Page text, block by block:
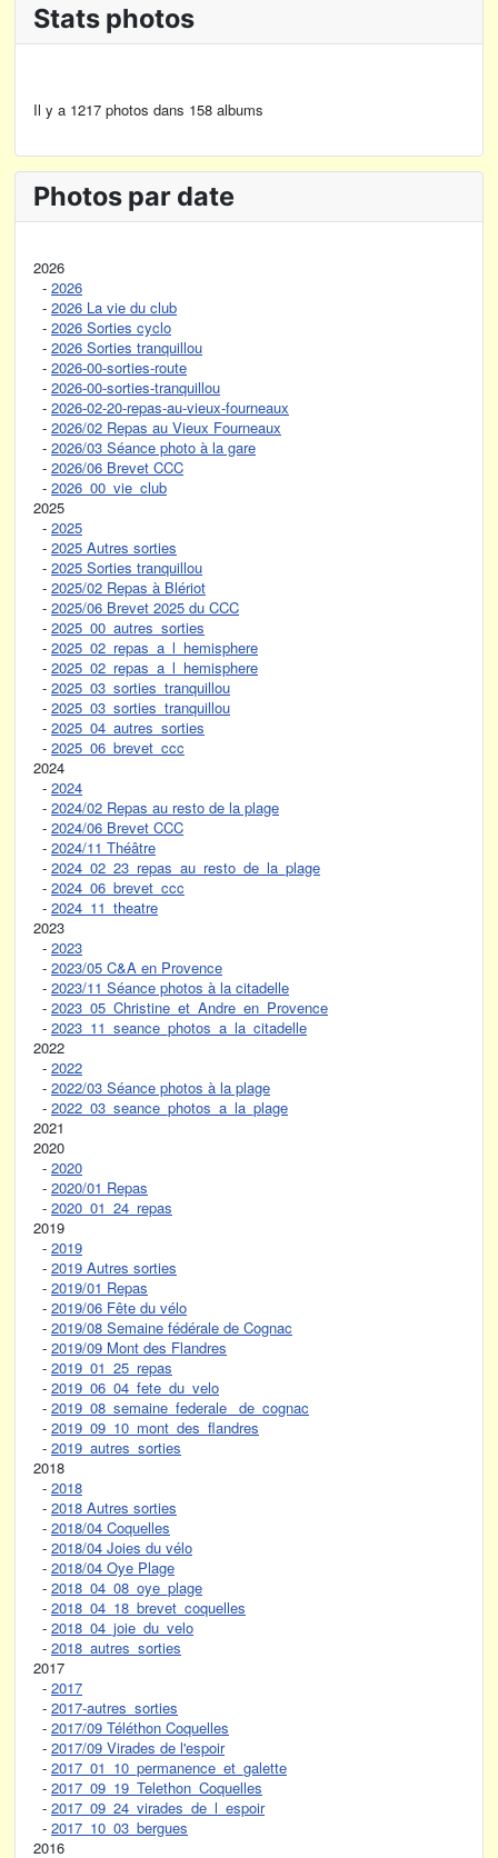
Stats photos
Il y a 1217 photos dans 158 albums
Photos par date
2026
- 2026
- 2026 La vie du club
- 2026 Sorties cyclo
- 2026 Sorties tranquillou
- 2026-00-sorties-route
- 2026-00-sorties-tranquillou
- 2026-02-20-repas-au-vieux-fourneaux
- 2026/02 Repas au Vieux Fourneaux
- 2026/03 Séance photo à la gare
- 2026/06 Brevet CCC
- 2026_00_vie_club
2025
- 2025
- 2025 Autres sorties
- 2025 Sorties tranquillou
- 2025/02 Repas à Blériot
- 2025/06 Brevet 2025 du CCC
- 2025_00_autres_sorties
- 2025_02_repas_a_l_hemisphere
- 2025_02_repas_a_l_hemisphere
- 2025_03_sorties_tranquillou
- 2025_03_sorties_tranquillou
- 2025_04_autres_sorties
- 2025_06_brevet_ccc
2024
- 2024
- 2024/02 Repas au resto de la plage
- 2024/06 Brevet CCC
- 2024/11 Théâtre
- 2024_02_23_repas_au_resto_de_la_plage
- 2024_06_brevet_ccc
- 2024_11_theatre
2023
- 2023
- 2023/05 C&A en Provence
- 2023/11 Séance photos à la citadelle
- 2023_05_Christine_et_Andre_en_Provence
- 2023_11_seance_photos_a_la_citadelle
2022
- 2022
- 2022/03 Séance photos à la plage
- 2022_03_seance_photos_a_la_plage
2021
2020
- 2020
- 2020/01 Repas
- 2020_01_24_repas
2019
- 2019
- 2019 Autres sorties
- 2019/01 Repas
- 2019/06 Fête du vélo
- 2019/08 Semaine fédérale de Cognac
- 2019/09 Mont des Flandres
- 2019_01_25_repas
- 2019_06_04_fete_du_velo
- 2019_08_semaine_federale_ de_cognac
- 2019_09_10_mont_des_flandres
- 2019_autres_sorties
2018
- 2018
- 2018 Autres sorties
- 2018/04 Coquelles
- 2018/04 Joies du vélo
- 2018/04 Oye Plage
- 2018_04_08_oye_plage
- 2018_04_18_brevet_coquelles
- 2018_04_joie_du_velo
- 2018_autres_sorties
2017
- 2017
- 2017-autres_sorties
- 2017/09 Téléthon Coquelles
- 2017/09 Virades de l'espoir
- 2017_01_10_permanence_et_galette
- 2017_09_19_Telethon_Coquelles
- 2017_09_24_virades_de_l_espoir
- 2017_10_03_bergues
2016